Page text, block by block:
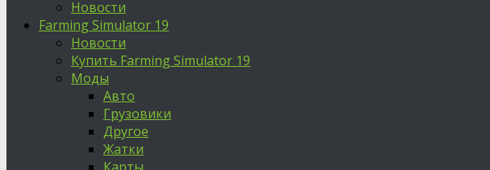
Новости
Farming Simulator 19
Новости
Купить Farming Simulator 19
Моды
Авто
Грузовики
Другое
Жатки